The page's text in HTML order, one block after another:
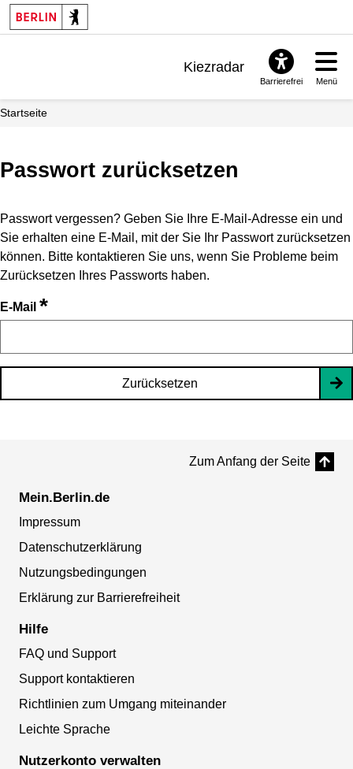
Kiezradar
Barrierefrei Menü
Startseite
Passwort zurücksetzen
Passwort vergessen? Geben Sie Ihre E-Mail-Adresse ein und
Sie erhalten eine E-Mail, mit der Sie Ihr Passwort zurücksetzen
können. Bitte kontaktieren Sie uns, wenn Sie Probleme beim
Zurücksetzen Ihres Passworts haben.
E-Mail *
Zurücksetzen
Zum Anfang der Seite
Mein.Berlin.de
Impressum
Datenschutzerklärung
Nutzungsbedingungen
Erklärung zur Barrierefreiheit
Hilfe
FAQ und Support
Support kontaktieren
Richtlinien zum Umgang miteinander
Leichte Sprache
Nutzerkonto verwalten